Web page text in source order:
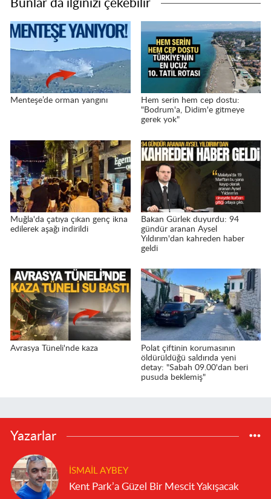
Bunlar da ilginizi çekebilir
Menteşe’de orman yangını
Hem serin hem cep dostu:
"Bodrum'a, Didim'e gitmeye
gerek yok"
Muğla'da çatıya çıkan genç ikna
edilerek aşağı indirildi
Bakan Gürlek duyurdu: 94
gündür aranan Aysel
Yıldırım'dan kahreden haber
geldi
Avrasya Tüneli'nde kaza
Polat çiftinin korumasının
öldürüldüğü saldırıda yeni
detay: "Sabah 09.00'dan beri
pusuda beklemiş"
Yazarlar
İSMAIL AYBEY
Kent Park’a Güzel Bir Mescit Yakışacak